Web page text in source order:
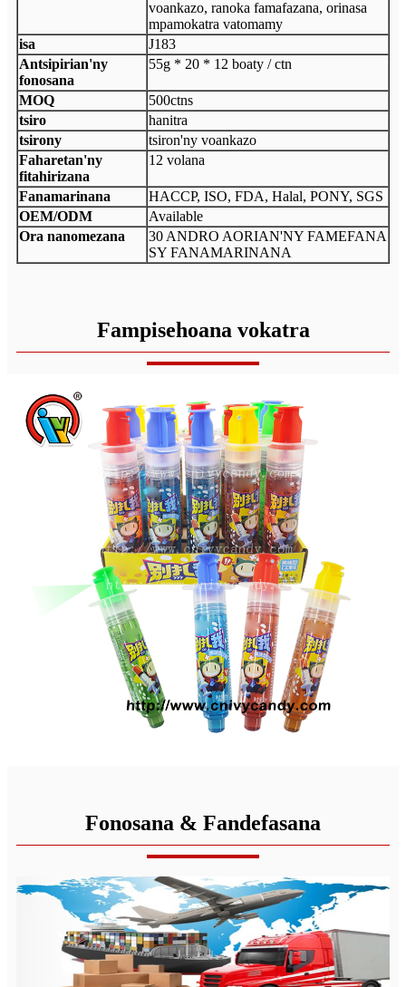
voankazo, ranoka famafazana, orinasa
mpamokatra vatomamy
isa
J183
Antsipirian'ny
fonosana
55g * 20 * 12 boaty / ctn
MOQ
500ctns
tsiro
hanitra
tsirony
tsiron'ny voankazo
Faharetan'ny
fitahirizana
12 volana
Fanamarinana
HACCP, ISO, FDA, Halal, PONY, SGS
OEM/ODM
Available
Ora nanomezana
30 ANDRO AORIAN'NY FAMEFANA
SY FANAMARINANA
Fampisehoana vokatra
Fonosana & Fandefasana